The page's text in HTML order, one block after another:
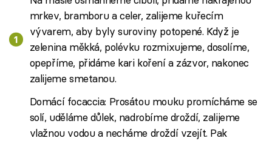
mrkev, bramboru a celer, zalijeme kuřecím
vývarem, aby byly suroviny potopené. Když je
zelenina měkká, polévku rozmixujeme, dosolíme,
opepříme, přidáme kari koření a zázvor, nakonec
zalijeme smetanou.
Domácí focaccia: Prosátou mouku promícháme se
solí, uděláme důlek, nadrobíme droždí, zalijeme
vlažnou vodou a necháme droždí vzejít. Pak